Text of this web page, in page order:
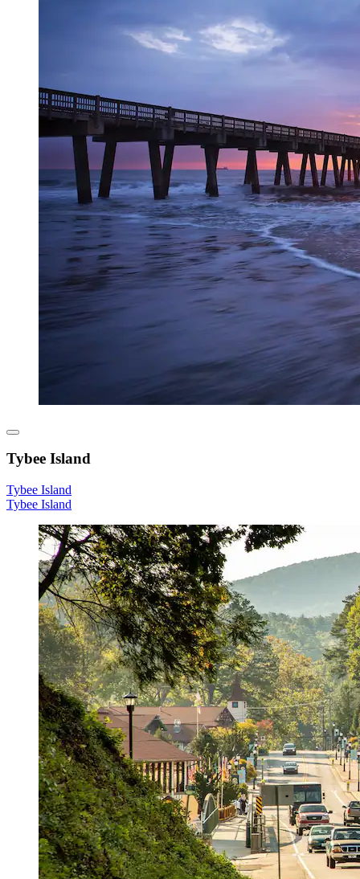
Tybee Island
Tybee Island
Tybee Island